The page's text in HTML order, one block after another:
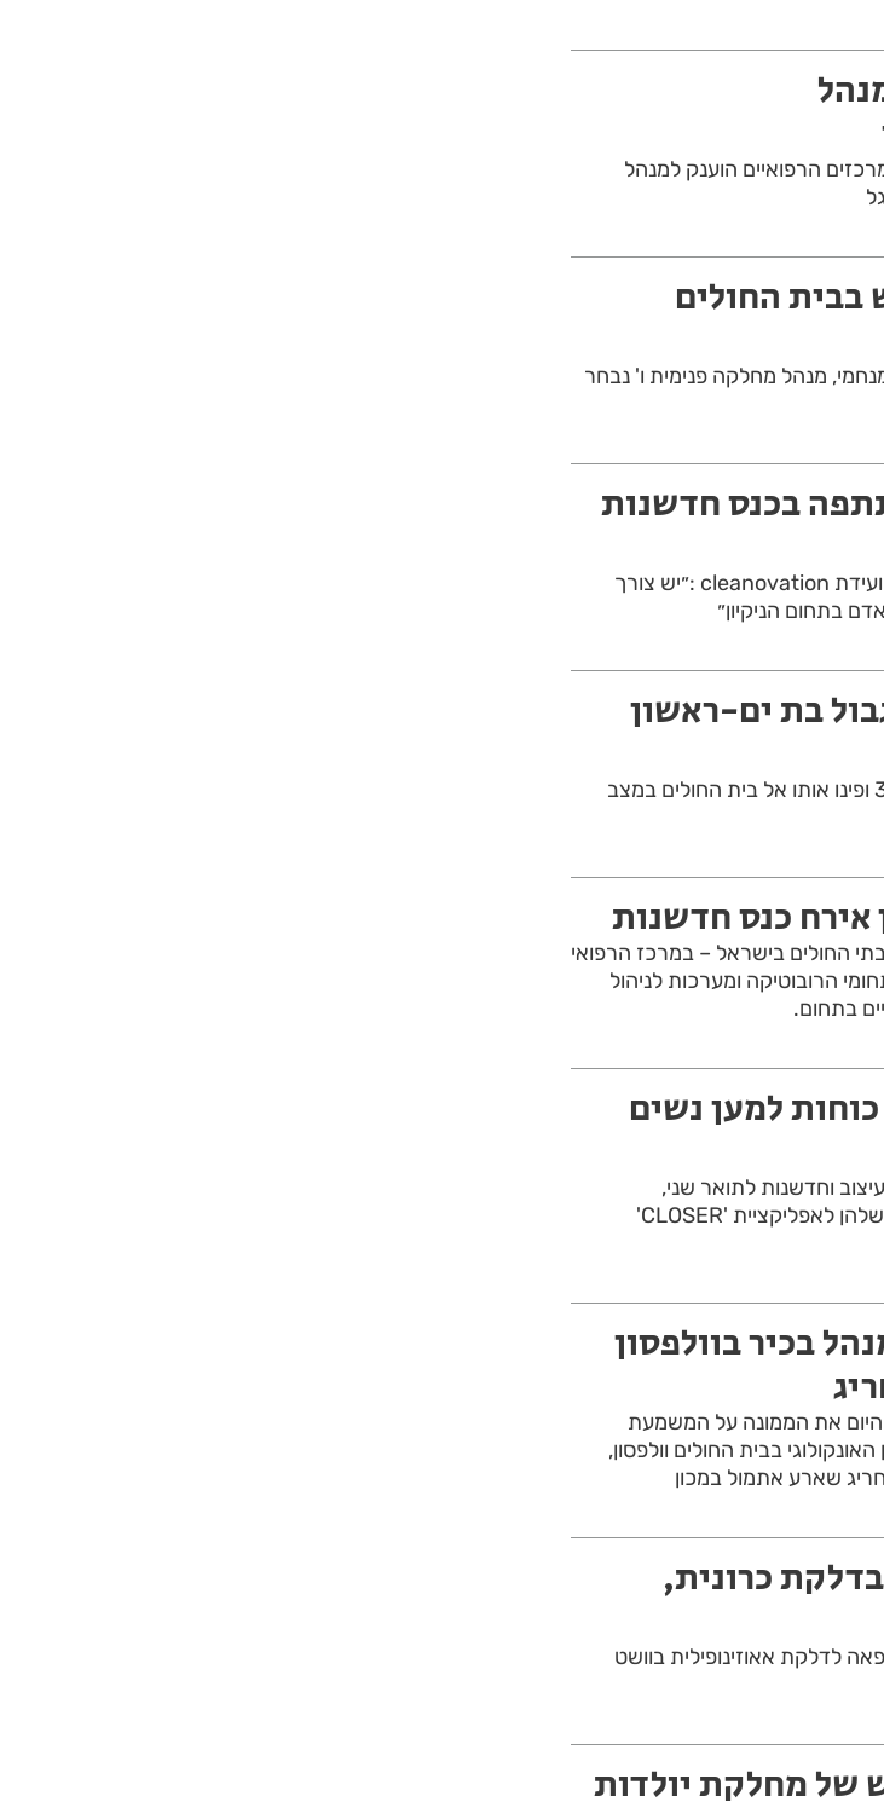
הרפואיים הוענק למנהל
בבית החולים
מנחמי, מנהל מחלקה פנימית ו' נבחר
בכנס חדשנות
ד״ר ענת אנגל, מנכ״לית המרכז הרפואי וולפסון בוועידת cleanovation :״יש צורך
בתחום הניקיון״
בת ים-ראשון
אנשי רפואה של מד"א, טיפלו ברוכב אופנוע כבן 31 ופינו אותו אל בית החולים במצב
אירח כנס חדשנות
החולים בישראל – במרכז הרפואי
הרובוטיקה ומערכות לניהול
בתחום.
כוחות למען נשים
וחדשנות לתואר שני,
הסטודנטיות סמדר ירדני וסו-פלג הציגו את החזון שלהן לאפליקציית 'CLOSER'
בכיר בוולפסון
את הממונה על המשמעת
בבית החולים וולפסון,
שארע אתמול במכון
כרונית,
לדלקת אאוזינופילית בוושט
של מחלקת יולדות